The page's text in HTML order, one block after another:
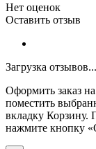
Нет оценок
Оставить отзыв
Загрузка отзывов...
Оформить заказ
поместить
вкладку Корзину.
нажмите кнопку